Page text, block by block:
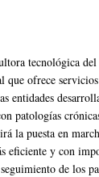
tecnológica
que ofrece
entidades
patologías
la puesta en
eficiente y con
de los